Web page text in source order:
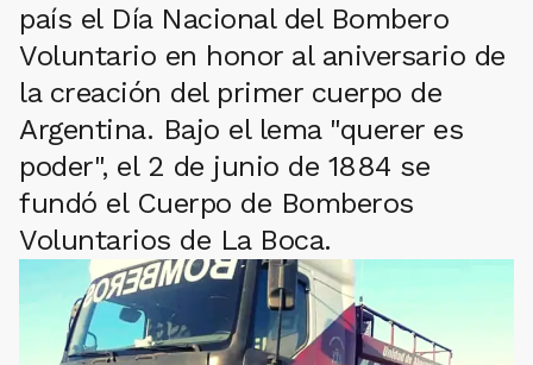
país el Día Nacional del Bombero
Voluntario en honor al aniversario de
la creación del primer cuerpo de
Argentina. Bajo el lema "querer es
poder", el 2 de junio de 1884 se
fundó el Cuerpo de Bomberos
Voluntarios de La Boca.